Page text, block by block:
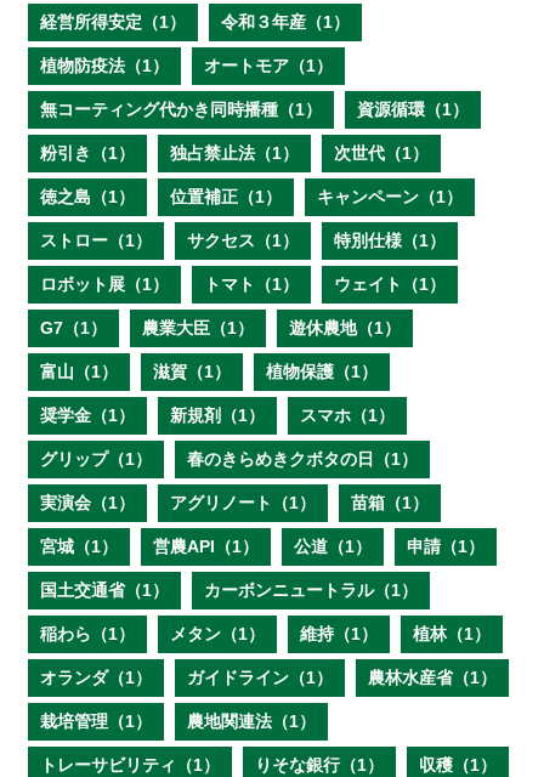
経営所得安定（1） 令和３年産（1）
植物防疫法（1） オートモア（1）
無コーティング代かき同時播種（1） 資源循環（1）
粉引き（1） 独占禁止法（1） 次世代（1）
徳之島（1） 位置補正（1） キャンペーン（1）
ストロー（1） サクセス（1） 特別仕様（1）
ロボット展（1） トマト（1） ウェイト（1）
G7（1） 農業大臣（1） 遊休農地（1）
富山（1） 滋賀（1） 植物保護（1）
奨学金（1） 新規剤（1） スマホ（1）
グリップ（1） 春のきらめきクボタの日（1）
実演会（1） アグリノート（1） 苗箱（1）
宮城（1） 営農API（1） 公道（1） 申請（1）
国土交通省（1） カーボンニュートラル（1）
稲わら（1） メタン（1） 維持（1） 植林（1）
オランダ（1） ガイドライン（1） 農林水産省（1）
栽培管理（1） 農地関連法（1）
トレーサビリティ（1） りそな銀行（1） 収穫（1）